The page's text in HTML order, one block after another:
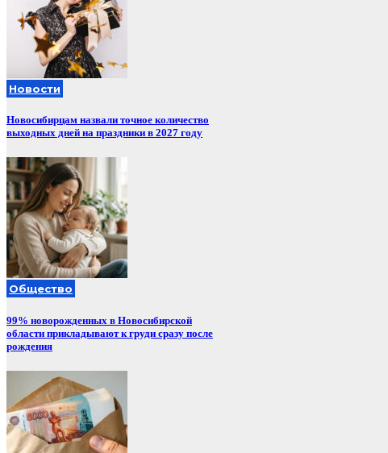
Новости
Новосибирцам назвали точное количество
выходных дней на праздники в 2027 году
Общество
99% новорожденных в Новосибирской
области прикладывают к груди сразу после
рождения